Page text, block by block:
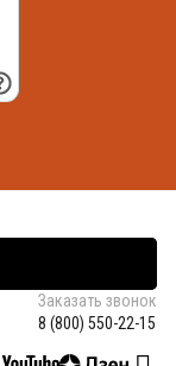
Заказать звонок
8 (800) 550-22-15